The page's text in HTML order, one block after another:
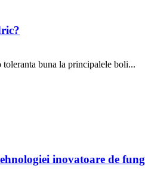
toleranta buna la principalele boli...
inovatoare de